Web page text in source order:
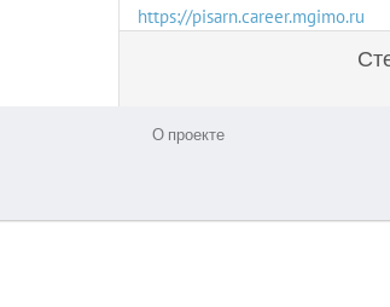
https://pisarn.career.mgimo.ru
О проекте